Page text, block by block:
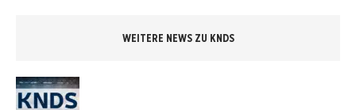
WEITERE NEWS ZU KNDS